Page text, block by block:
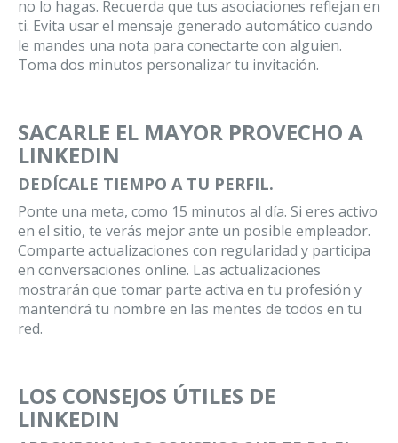
no lo hagas. Recuerda que tus asociaciones reflejan en
ti. Evita usar el mensaje generado automático cuando
le mandes una nota para conectarte con alguien.
Toma dos minutos personalizar tu invitación.
SACARLE EL MAYOR PROVECHO A
LINKEDIN
DEDÍCALE TIEMPO A TU PERFIL.
Ponte una meta, como 15 minutos al día. Si eres activo
en el sitio, te verás mejor ante un posible empleador.
Comparte actualizaciones con regularidad y participa
en conversaciones online. Las actualizaciones
mostrarán que tomar parte activa en tu profesión y
mantendrá tu nombre en las mentes de todos en tu
red.
LOS CONSEJOS ÚTILES DE
LINKEDIN